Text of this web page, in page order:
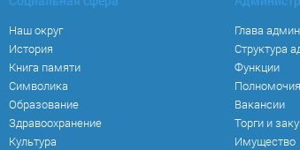
Наш округ
История
Книга памяти
Символика
Образование
Здравоохранение
Культура
Глава
Структура
Функции
Полномочия
Вакансии
Торги и
Имущество